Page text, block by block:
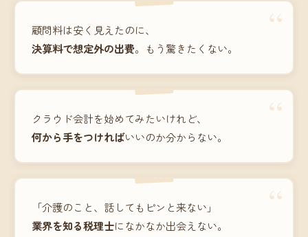
“
顧問料は安く見えたのに、
決算料で想定外の出費。もう驚きたくない。
“
クラウド会計を始めてみたいけれど、
何から手をつければいいのか分からない。
“
「介護のこと、話してもピンと来ない」
業界を知る税理士になかなか出会えない。